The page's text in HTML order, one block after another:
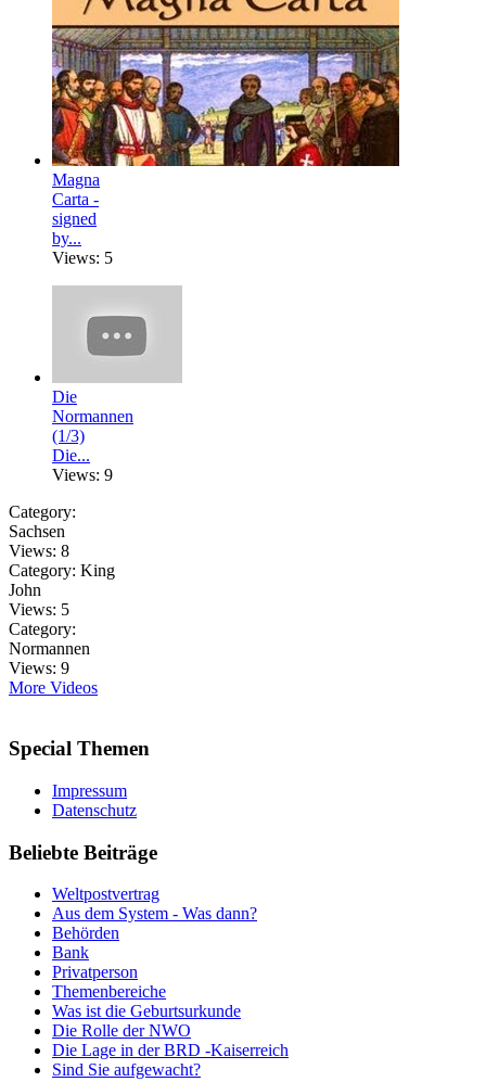
Magna
Carta -
signed
by...
Views: 5
Die
Normannen
(1/3)
Die...
Views: 9
Category:
Sachsen
Views: 8
Category: King
John
Views: 5
Category:
Normannen
Views: 9
More Videos
Special Themen
Impressum
Datenschutz
Beliebte Beiträge
Weltpostvertrag
Aus dem System - Was dann?
Behörden
Bank
Privatperson
Themenbereiche
Was ist die Geburtsurkunde
Die Rolle der NWO
Die Lage in der BRD -Kaiserreich
Sind Sie aufgewacht?